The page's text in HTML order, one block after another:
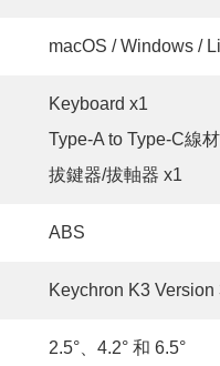
macOS / Windows /
Keyboard x1
Type-A to Type-C線
拔鍵器/拔軸器 x1
ABS
Keychron K3 Version
2.5°、4.2° 和 6.5°